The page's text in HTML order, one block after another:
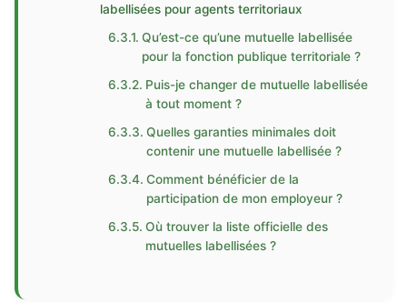
labellisées pour agents territoriaux
Qu’est-ce qu’une mutuelle labellisée
pour la fonction publique territoriale ?
Puis-je changer de mutuelle labellisée
à tout moment ?
Quelles garanties minimales doit
contenir une mutuelle labellisée ?
Comment bénéficier de la
participation de mon employeur ?
Où trouver la liste officielle des
mutuelles labellisées ?